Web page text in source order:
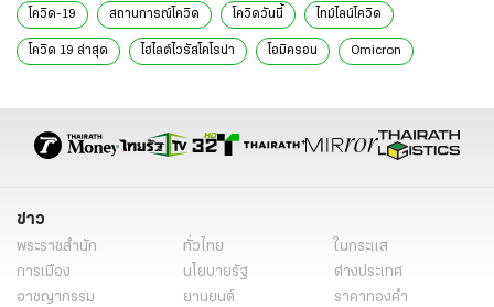
โควิด-19 สถานการณ์โควิด โควิดวันนี้ ไทม์ไลน์โควิด
โควิด 19 ล่าสุด ไฮไลต์ไวรัสโคโรน่า โอมิครอน Omicron
โควิดสมุทรสาคร โควิดภูเก็ต
ข่าว
พระราชสำนัก ทั่วไทย
ในกระแส
การเมือง
นโยบายรัฐ
ต่างประเทศ
อาชญากรรม
ยานยนต์
ราคาทองคำ